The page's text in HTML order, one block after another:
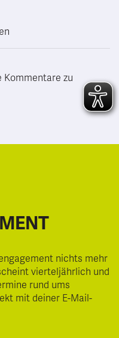
zu
nichts mehr
vierteljährlich und
rund ums
mit deiner E-Mail-